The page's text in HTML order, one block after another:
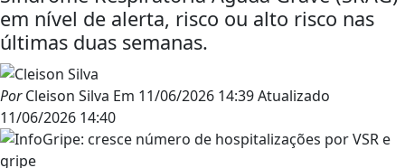
em nível de alerta, risco ou alto risco nas
últimas duas semanas.
PorCleison Silva Em 11/06/2026 14:39Atualizado
11/06/2026 14:40